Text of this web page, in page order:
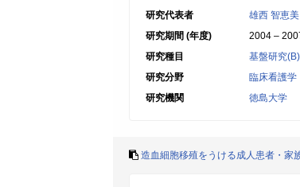
研究代表者
雄西 智恵美
研究期間 (年度)
2004 –
研究種目
基盤研究(B)
研究分野
臨床看護学
研究機関
徳島大学
造血細胞移殖をうける成人患者・家